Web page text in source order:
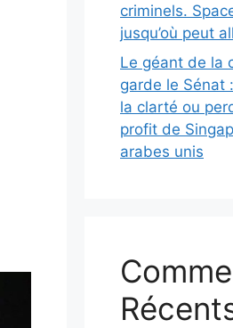
criminels.
jusqu’où peut
Le géant de la
garde le Sénat
la clarté ou
profit de
arabes unis